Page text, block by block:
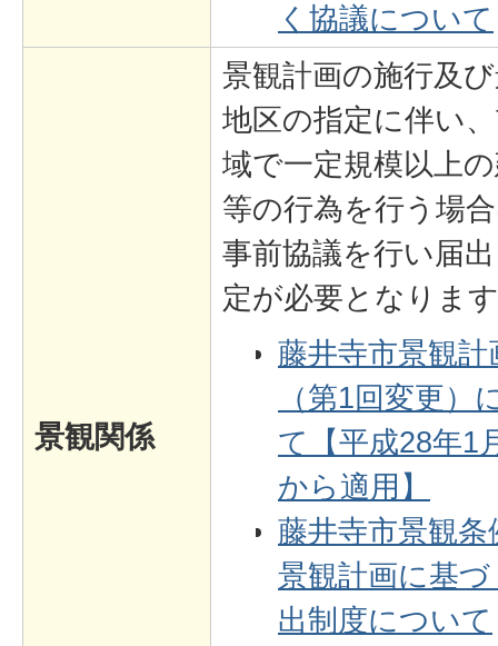
く協議について
景観関係
景観計画の施行及
地区の指定に伴い
域で一定規模以上
等の行為を行う場
事前協議を行い届
定が必要となりま
藤井寺市景観計
（第1回変更）
て【平成28年1
から適用】
藤井寺市景観条
景観計画に基づ
出制度について